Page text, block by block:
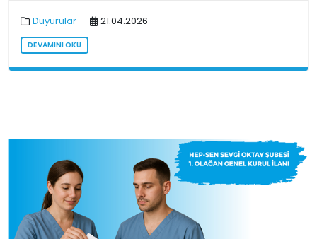
Duyurular 21.04.2026
DEVAMINI OKU